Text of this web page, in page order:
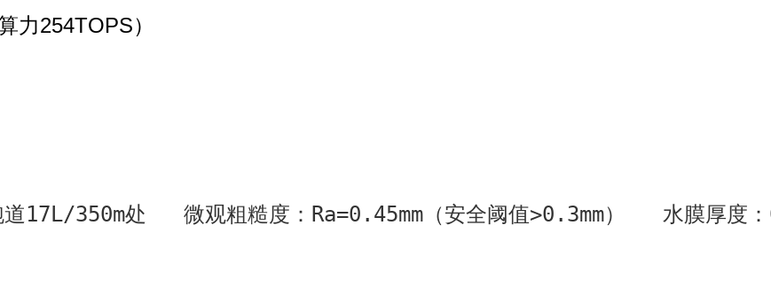
力254TOPS）
17L/350m处   微观粗糙度：Ra=0.45mm（安全阈值>0.3mm）   水膜厚